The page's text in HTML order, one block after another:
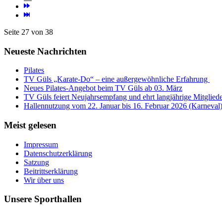
Seite 27 von 38
Neueste Nachrichten
Pilates
TV Güls „Karate-Do“ – eine außergewöhnliche Erfahrung
Neues Pilates-Angebot beim TV Güls ab 03. März
TV Güls feiert Neujahrsempfang und ehrt langjährige
Hallennutzung vom 22. Januar bis 16. Februar 2026 (Karneval)
Meist gelesen
Impressum
Datenschutzerklärung
Satzung
Beitrittserklärung
Wir über uns
Unsere Sporthallen